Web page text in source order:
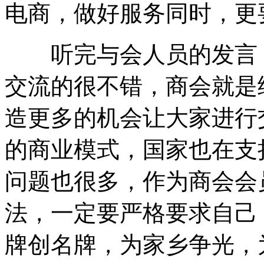
电商，做好服务同时，
听完与会人员的发言
交流的很不错，商会就
造更多的机会让大家进
的商业模式，国家也在
问题也很多，作为商会
法，一定要严格要求自
牌创名牌，为家乡争光